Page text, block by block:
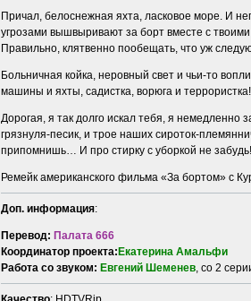
Причал, белоснежная яхта, ласковое море. И
угрозами вышвыривают за борт вместе с
Правильно, клятвенно пообещать, что уж
Больничная койка, неровный свет и чьи-то
машины и яхты, садистка, ворюга и
Дорогая, я так долго искал тебя, я
грязнуля-песик, и трое наших сироток-
припомнишь… И про стирку с уборкой не забудь!
Ремейк американского фильма «За бортом» с
Доп. информация:
Перевод: Палата 666
Координатор проекта:Екатерина Амальфи
Работа со звуком: Евгений Шеменев , со 2